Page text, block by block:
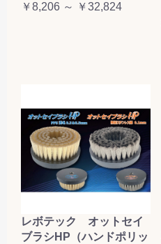
￥8,206 ～ ￥32,824
レボテック オットセイ
ブラシHP（ハンドポリッ